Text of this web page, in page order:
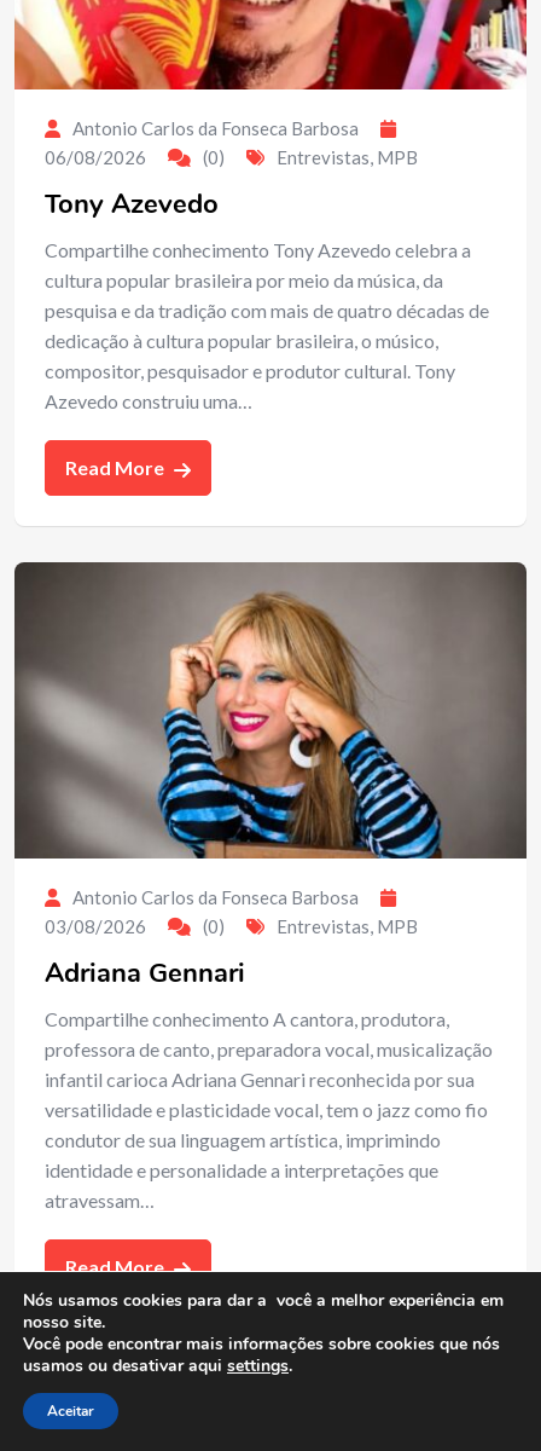
Antonio Carlos da Fonseca Barbosa
06/08/2026
(0) Entrevistas, MPB
Tony Azevedo
Compartilhe conhecimento Tony Azevedo celebra a
cultura popular brasileira por meio da música, da
pesquisa e da tradição com mais de quatro décadas de
dedicação à cultura popular brasileira, o músico,
compositor, pesquisador e produtor cultural. Tony
Azevedo construiu uma…
Read More
Antonio Carlos da Fonseca Barbosa
03/08/2026
(0) Entrevistas, MPB
Adriana Gennari
Compartilhe conhecimento A cantora, produtora,
professora de canto, preparadora vocal, musicalização
infantil carioca Adriana Gennari reconhecida por sua
versatilidade e plasticidade vocal, tem o jazz como fio
condutor de sua linguagem artística, imprimindo
identidade e personalidade a interpretações que
atravessam…
Read More
Nós usamos cookies para dar a você a melhor experiência em
nosso site.
Você pode encontrar mais informações sobre cookies que nós
usamos ou desativar aqui settings.
Aceitar